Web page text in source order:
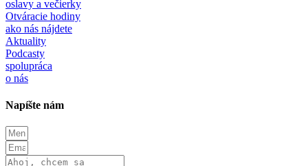
oslavy a večierky
Otváracie hodiny
ako nás nájdete
Aktuality
Podcasty
spolupráca
o nás
Napíšte nám